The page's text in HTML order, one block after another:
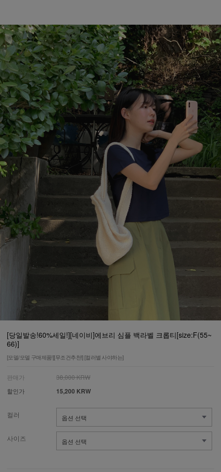
[당일발송!60%세일!][네이비]에브리 심플 백라벨 크롭티[size:F(55~
66)]
[모델/모델 구매제품!][무조건추천!] [컬러별 사야하는]
판매가
38,000 KRW
할인가
15,200 KRW
컬러
사이즈